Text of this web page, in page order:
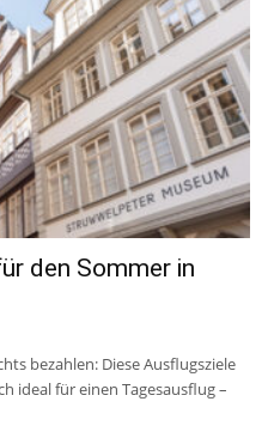
den Sommer in
bezahlen: Diese Ausflugsziele
ideal für einen Tagesausflug –